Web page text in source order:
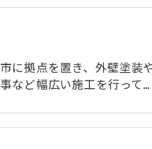
に拠点を置き、外壁塗装
など幅広い施工を行って…